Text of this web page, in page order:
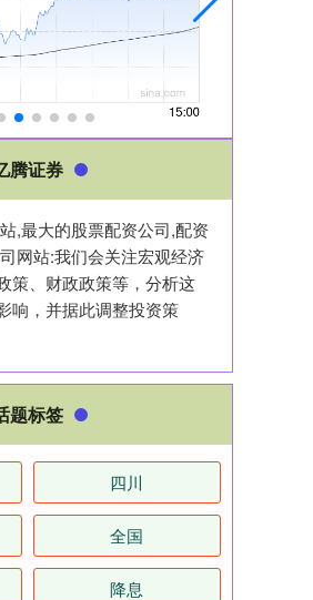
腾证券
,最大的股票配资公司,配资
网站:我们会关注宏观经济
策、财政政策等，分析这
响，并据此调整投资策
题标签
四川
全国
降息